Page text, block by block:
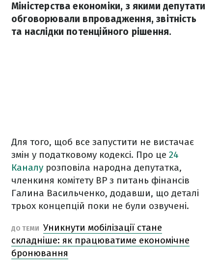
Міністерства економіки, з якими депутати
обговорювали впровадження, звітність
та наслідки потенційного рішення.
Для того, щоб все запустити не вистачає
змін у податковому кодексі. Про це 24
Каналу розповіла народна депутатка,
членкиня комітету ВР з питань фінансів
Галина Васильченко, додавши, що деталі
трьох концепцій поки не були озвучені.
ДО ТЕМИ Уникнути мобілізації стане
складніше: як працюватиме економічне
бронювання